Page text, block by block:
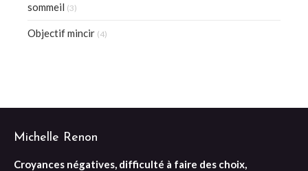
sommeil (3)
Objectif mincir (4)
Michelle Renon
Croyances négatives, difficulté à faire des choix,